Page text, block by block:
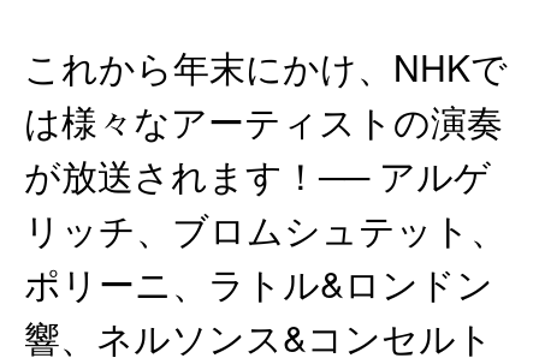
これから年末にかけ、NHKで
は様々なアーティストの演奏
が放送されます！── アルゲ
リッチ、ブロムシュテット、
ポリーニ、ラトル&ロンドン
響、ネルソンス&コンセルト